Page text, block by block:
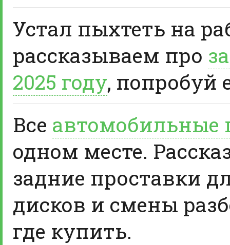
Устал пыхтеть на
рассказываем про
2025 году, попробуй
Все автомобильные
одном месте.
задние проставки
дисков и смены
где купить.